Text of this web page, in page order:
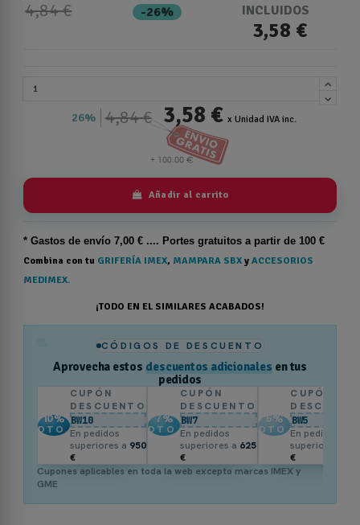
4,84 €
-26%
INCLUIDOS
3,58 €
26% 4,84 € 3,58 € x Unidad IVA inc.
Añadir al carrito
* Gastos de envío 7,00 € .... Portes gratuitos a partir de 100 €
Combina con tu GRIFERÍA IMEX, MAMPARA SBX y ACCESORIOS
MEDIMEX.
¡TODO EN EL SIMILARES ACABADOS!
CÓDIGOS DE DESCUENTO
Aprovecha estos descuentos adicionales en tus
pedidos
10%
DTO.
CUPÓN
DESCUENTO
BW10
En pedidos
superiores a 950
€
7%
DTO.
CUPÓN
DESCUENTO
BW7
En pedidos
superiores a 625
€
5%
DTO.
CUPÓN
BW5
En pedidos
superiores a
€
Cupones aplicables en toda la web excepto marcas IMEX y
GME